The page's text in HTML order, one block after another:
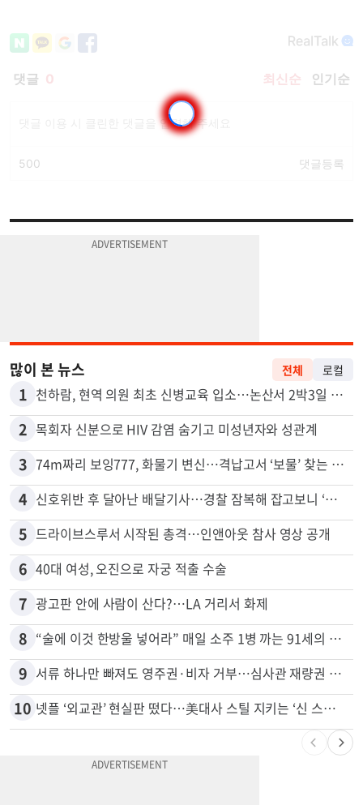
많이 본 뉴스 전체 로컬
1 천하람, 현역 의원 최초 신병교육 입소…논산서 2박3일 생활
2 목회자 신분으로 HIV 감염 숨기고 미성년자와 성관계
3 74m짜리 보잉777, 화물기 변신…격납고서 ‘보물’ 찾는 인천공항
4 신호위반 후 달아난 배달기사…경찰 잠복해 잡고보니 ‘반전’
5 드라이브스루서 시작된 총격…인앤아웃 참사 영상 공개
6 40대 여성, 오진으로 자궁 적출 수술
7 광고판 안에 사람이 산다?…LA 거리서 화제
8 “술에 이것 한방울 넣어라” 매일 소주 1병 까는 91세의 철칙
9 서류 하나만 빠져도 영주권·비자 거부…심사관 재량권 대폭 확대
10 넷플 ‘외교관’ 현실판 떴다…美대사 스틸 지키는 ‘신 스틸러’